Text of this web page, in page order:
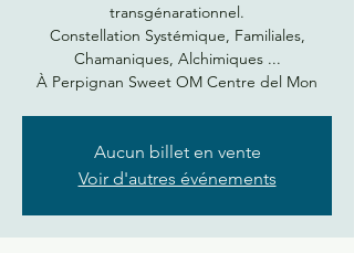
transgénarationnel.
Constellation Systémique, Familiales,
Chamaniques, Alchimiques ...
À Perpignan Sweet OM Centre del Mon
Aucun billet en vente
Voir d'autres événements